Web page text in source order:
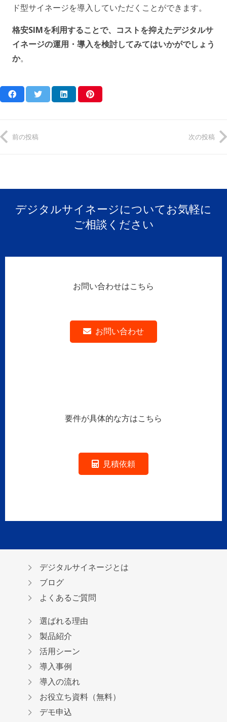
ド型サイネージを導入していただくことができます。
格安SIMを利用することで、コストを抑えたデジタルサ
イネージの運用・導入を検討してみてはいかがでしょう
か。
前の投稿 次の投稿
デジタルサイネージについてお気軽に
ご相談ください
お問い合わせはこちら
お問い合わせ
要件が具体的な方はこちら
見積依頼
デジタルサイネージとは
ブログ
よくあるご質問
選ばれる理由
製品紹介
活用シーン
導入事例
導入の流れ
お役立ち資料（無料）
デモ申込